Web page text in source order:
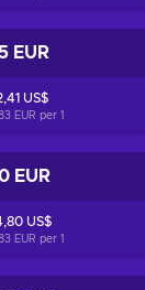
EUR
US$
EUR per 1
EUR
US$
EUR per 1